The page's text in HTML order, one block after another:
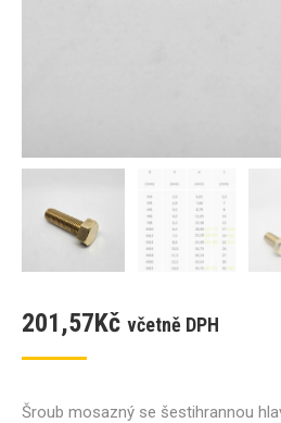
201,57Kč včetně DPH
Šroub mosazný se šestihrannou